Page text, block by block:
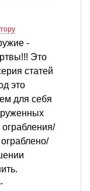
-
Это
статей
это
для себя